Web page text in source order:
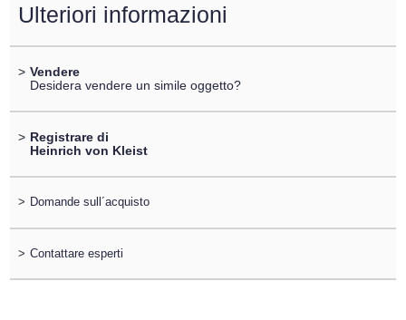
Ulteriori informazioni
> Vendere
Desidera vendere un simile oggetto?
> Registrare di
Heinrich von Kleist
> Domande sull´acquisto
> Contattare esperti